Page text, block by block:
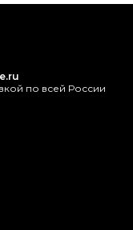
по всей России